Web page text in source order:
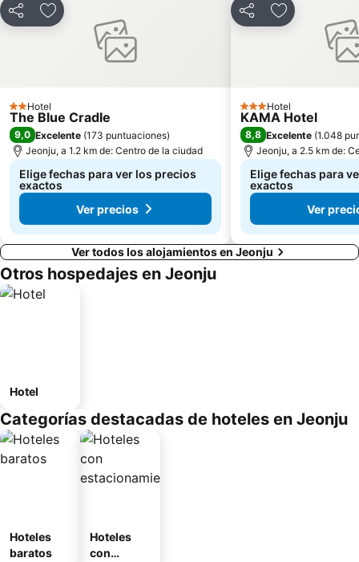
CompartirAgregar a favoritos
2 Estrellas
Hotel
The Blue Cradle
9,0 Excelente (173 puntuaciones)
Jeonju, a 1.2 km de: Centro de la ciudad
Elige fechas para ver los precios
exactos
Ver precios
CompartirAgregar a
3 Estrellas
Hotel
KAMA Hotel
8,8 Excelente (1.048
Jeonju, a 2.5 km de:
Elige fechas para
exactos
Ver
Ver todos los alojamientos en Jeonju
Otros hospedajes en Jeonju
Hotel
Categorías destacadas de hoteles en Jeonju
Hoteles
baratos
Hoteles
con